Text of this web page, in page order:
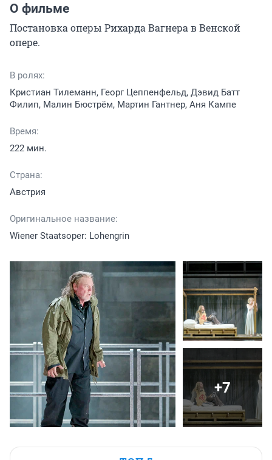
О фильме
Постановка оперы Рихарда Вагнера в Венской
опере.
В ролях:
Кристиан Тилеманн, Георг Цеппенфельд, Дэвид Батт
Филип, Малин Бюстрём, Мартин Гантнер, Аня Кампе
Время:
222 мин.
Страна:
Австрия
Оригинальное название:
Wiener Staatsoper: Lohengrin
+7